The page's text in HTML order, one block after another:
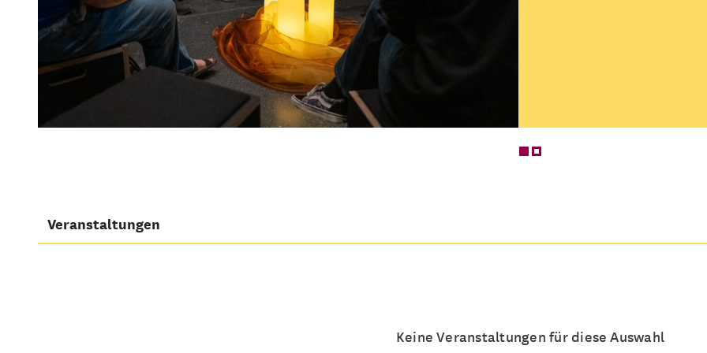
Veranstaltungen
Keine Veranstaltungen für diese Auswahl